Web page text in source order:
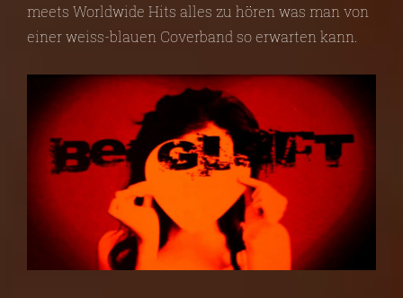
meets Worldwide Hits alles zu hören was man von
einer weiss-blauen Coverband so erwarten kann.